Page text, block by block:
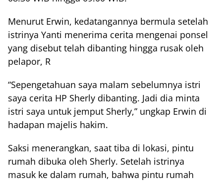
Menurut Erwin, kedatangannya bermula setelah
istrinya Yanti menerima cerita mengenai ponsel
yang disebut telah dibanting hingga rusak oleh
pelapor, R
“Sepengetahuan saya malam sebelumnya istri
saya cerita HP Sherly dibanting. Jadi dia minta
istri saya untuk jemput Sherly,” ungkap Erwin di
hadapan majelis hakim.
Saksi menerangkan, saat tiba di lokasi, pintu
rumah dibuka oleh Sherly. Setelah istrinya
masuk ke dalam rumah, bahwa pintu rumah